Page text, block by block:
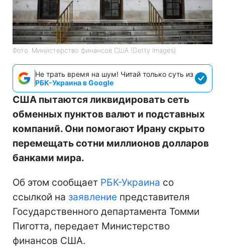
Фото: Министерство финансов СШA (Getty Images)
Не трать время на шум! Читай только суть из
РБК-Украина в Google
США пытаются ликвидировать сеть
обменных пунктов валют и подставных
компаний. Они помогают Ирану скрыто
перемещать сотни миллионов долларов
банками мира.
Об этом сообщает РБК-Украина со
ссылкой на заявление представителя
Государственного департамента Томми
Пиготта, передает Министерство
финансов США.